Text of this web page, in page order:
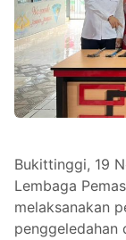
Bukittinggi, 19
Lembaga
melaksanakan
penggeledahan